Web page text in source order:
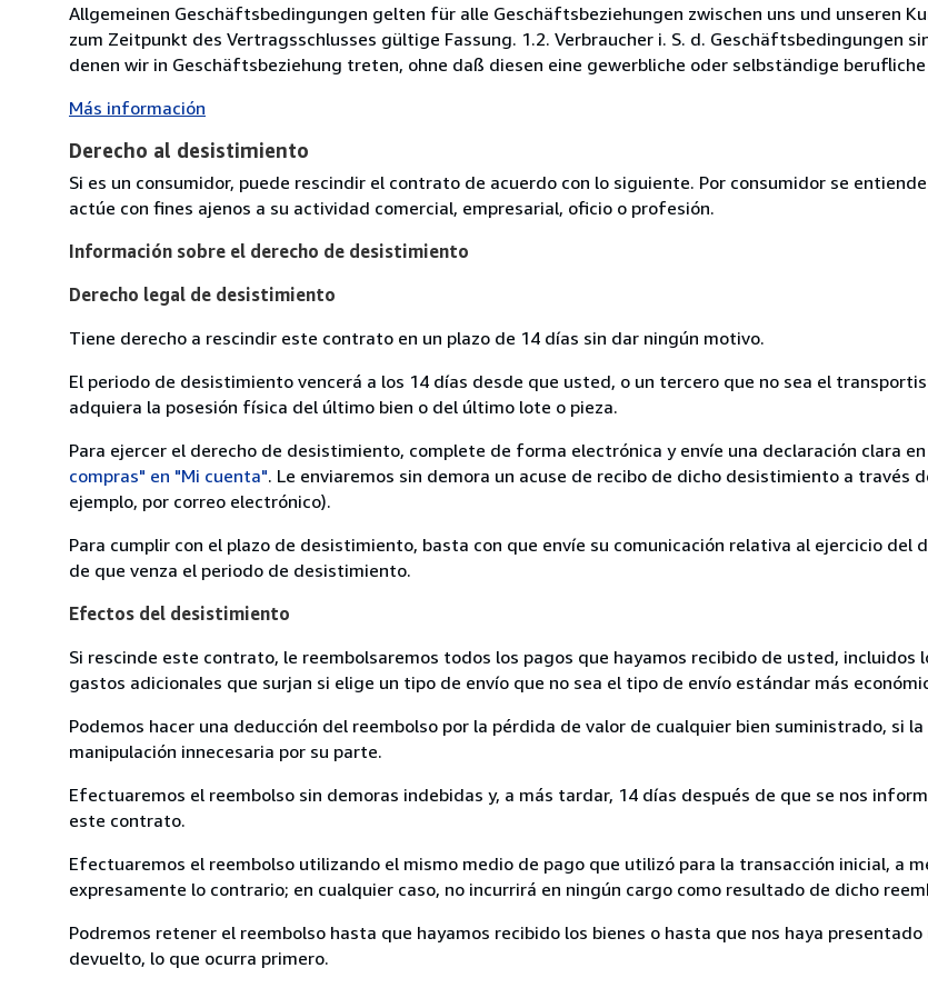
Allgemeinen Geschäftsbedingungen gelten für alle Geschäftsbeziehungen zwischen uns und unseren
zum Zeitpunkt des Vertragsschlusses gültige Fassung. 1.2. Verbraucher i. S. d. Geschäftsbedingungen
denen wir in Geschäftsbeziehung treten, ohne daß diesen eine gewerbliche oder selbständige
Más información
Derecho al desistimiento
Si es un consumidor, puede rescindir el contrato de acuerdo con lo siguiente. Por consumidor se
actúe con fines ajenos a su actividad comercial, empresarial, oficio o profesión.
Información sobre el derecho de desistimiento
Derecho legal de desistimiento
Tiene derecho a rescindir este contrato en un plazo de 14 días sin dar ningún motivo.
El periodo de desistimiento vencerá a los 14 días desde que usted, o un tercero que no sea el
adquiera la posesión física del último bien o del último lote o pieza.
Para ejercer el derecho de desistimiento, complete de forma electrónica y envíe una declaración clara
compras" en "Mi cuenta". Le enviaremos sin demora un acuse de recibo de dicho desistimiento a través
ejemplo, por correo electrónico).
Para cumplir con el plazo de desistimiento, basta con que envíe su comunicación relativa al ejercicio del
de que venza el periodo de desistimiento.
Efectos del desistimiento
Si rescinde este contrato, le reembolsaremos todos los pagos que hayamos recibido de usted, incluidos
gastos adicionales que surjan si elige un tipo de envío que no sea el tipo de envío estándar más
Podemos hacer una deducción del reembolso por la pérdida de valor de cualquier bien suministrado, si
manipulación innecesaria por su parte.
Efectuaremos el reembolso sin demoras indebidas y, a más tardar, 14 días después de que se nos
este contrato.
Efectuaremos el reembolso utilizando el mismo medio de pago que utilizó para la transacción inicial, a
expresamente lo contrario; en cualquier caso, no incurrirá en ningún cargo como resultado de dicho
Podremos retener el reembolso hasta que hayamos recibido los bienes o hasta que nos haya presentado
devuelto, lo que ocurra primero.